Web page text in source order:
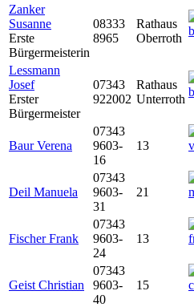
Zanker
Susanne
Erste
Bürgermeisterin
08333
8965
Rathaus
Oberroth
Lessmann
Josef
Erster
Bürgermeister
07343
922002
Rathaus
Unterroth
Baur Verena
07343
9603-
16
13
Deil Manuela
07343
9603-
31
21
Fischer Frank
07343
9603-
24
13
Geist Christian
07343
9603-
40
15